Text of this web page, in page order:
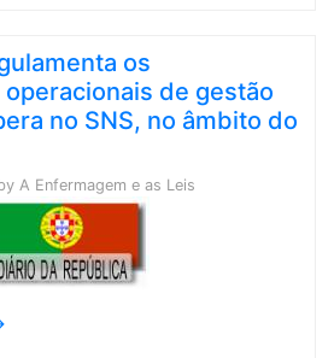
os
de gestão
no SNS, no âmbito do
A Enfermagem e as Leis